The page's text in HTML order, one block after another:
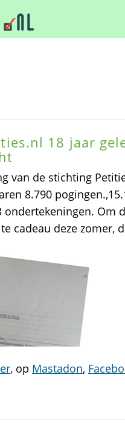
18 jaar
van de stichting
8.790
ondertekeningen. Om
cadeau deze zomer,
, op Mastadon,